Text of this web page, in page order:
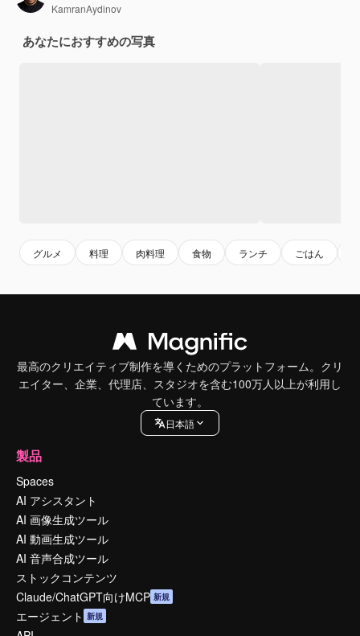
KamranAydinov
あなたにおすすめの写真
グルメ 料理 肉料理 食物 ランチ ごはん
最高のクリエイティブ制作を導くためのプラットフォーム。クリ
エイター、企業、代理店、スタジオを含む100万人以上が利用し
ています。
日本語
製品
Spaces
AI アシスタント
AI 画像生成ツール
AI 動画生成ツール
AI 音声合成ツール
ストックコンテンツ
Claude/ChatGPT向けMCP 新規
エージェント 新規